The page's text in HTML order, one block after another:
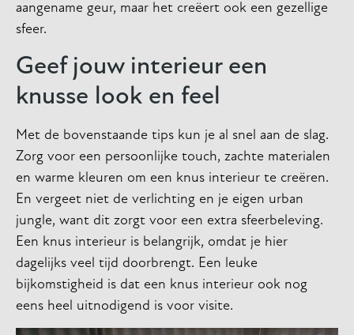
aangename geur, maar het creëert ook een gezellige
sfeer.
Geef jouw interieur een
knusse look en feel
Met de bovenstaande tips kun je al snel aan de slag.
Zorg voor een persoonlijke touch, zachte materialen
en warme kleuren om een knus interieur te creëren.
En vergeet niet de verlichting en je eigen urban
jungle, want dit zorgt voor een extra sfeerbeleving.
Een knus interieur is belangrijk, omdat je hier
dagelijks veel tijd doorbrengt. Een leuke
bijkomstigheid is dat een knus interieur ook nog
eens heel uitnodigend is voor visite.